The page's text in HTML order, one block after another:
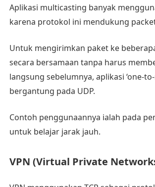
Aplikasi multicasting banyak
karena protokol ini mendukung
Untuk mengirimkan paket ke
secara bersamaan tanpa harus
langsung sebelumnya, aplikasi ‘one-
bergantung pada UDP.
Contoh penggunaannya ialah pada
untuk belajar jarak jauh.
VPN (Virtual Private